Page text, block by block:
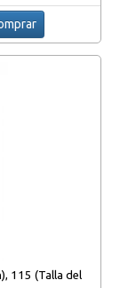
115 (Talla del